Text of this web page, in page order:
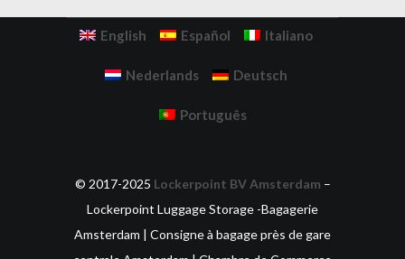
English Español Italiano
Nederlands Deutsch
Português
© 2017-2025 Lockerpoint BV Amsterdam –
Lockerpoint Luggage Storage -Bagagerie
Amsterdam | Consigne à bagage près de gare